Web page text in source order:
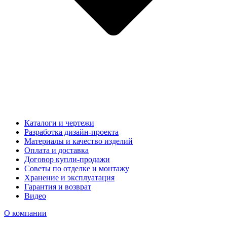
Каталоги и чертежи
Разработка дизайн-проекта
Материалы и качество изделий
Оплата и доставка
Договор купли-продажи
Советы по отделке и монтажу
Хранение и эксплуатация
Гарантия и возврат
Видео
О компании